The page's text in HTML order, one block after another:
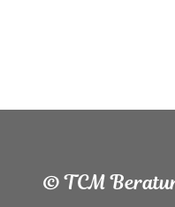
© TCM